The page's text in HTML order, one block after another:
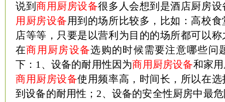
说到商用厨房设备很多人会想到是酒店厨房
用厨房设备用到的场所比较多，比如：高校
店等等，只要是以营利为目的的场所都可以
在商用厨房设备选购的时候需要注意哪些问
下：1、设备的耐用性因为商用厨房设备和家
商用厨房设备使用频率高，时间长，所以在
到设备的耐用性；2、设备的安全性厨房中最